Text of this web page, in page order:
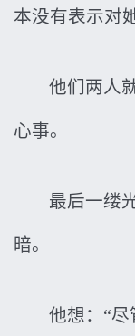
本没有表示对
他们两人
心事。
最后一缕
暗。
他想：“